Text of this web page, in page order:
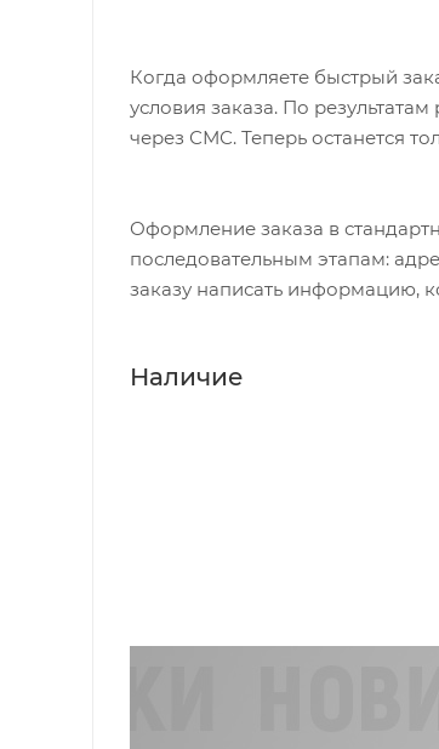
Когда оформляете быстрый
условия заказа. По
через СМС. Теперь останется
Оформление заказа в
последовательным этапам:
заказу написать информацию,
Наличие